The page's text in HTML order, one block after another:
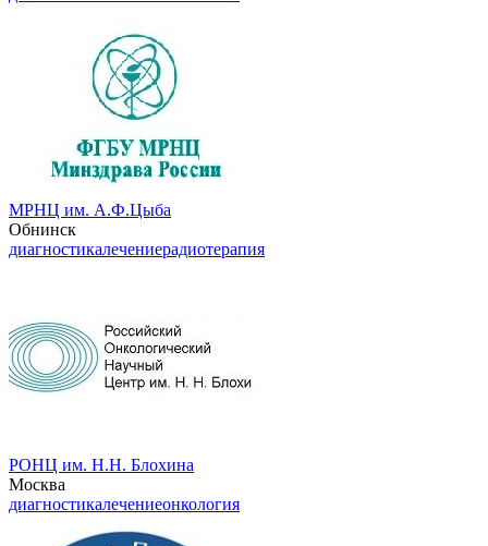
МРНЦ им. А.Ф.Цыба
Обнинск
диагностикалечениерадиотерапия
РОНЦ им. Н.Н. Блохина
Москва
диагностикалечениеонкология